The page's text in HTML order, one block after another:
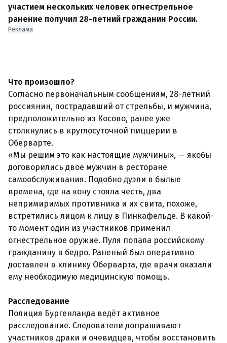
участием нескольких человек огнестрельное
ранение получил 28-летний гражданин России.
Реклама
Что произошло?
Согласно первоначальным сообщениям, 28-летний
россиянин, пострадавший от стрельбы, и мужчина,
предположительно из Косово, ранее уже
столкнулись в круглосуточной пиццерии в
Оберварте.
«Мы решим это как настоящие мужчины», — якобы
договорились двое мужчин в ресторане
самообслуживания. Подобно дуэли в былые
времена, где на кону стояла честь, два
непримиримых противника и их свита, похоже,
встретились лицом к лицу в Пинкафельде. В какой-
то момент один из участников применил
огнестрельное оружие. Пуля попала российскому
гражданину в бедро. Раненый был оперативно
доставлен в клинику Оберварта, где врачи оказали
ему необходимую медицинскую помощь.
Расследование
Полиция Бургенланда ведёт активное
расследование. Следователи допрашивают
участников драки и очевидцев, чтобы восстановить